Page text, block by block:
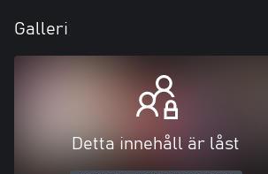
Galleri
Detta innehåll är låst